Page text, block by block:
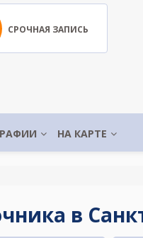
СРОЧНАЯ ЗАПИСЬ
НА КАРТЕ
в